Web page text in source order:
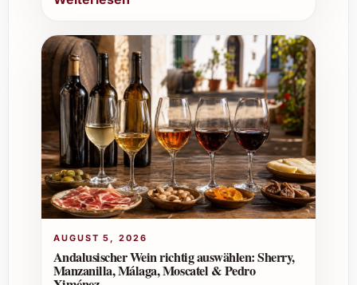
Wie sollte der Wein gelagert werden?
Optimal ist eine kühle, dunkle Umgebung
bei konstanter Temperatur von 12-15 °C
und einer Luftfeuchtigkeit von 60-70%.
Individuelle Tipps und Vorteile für private
und berufliche Anlässe
macht jeden Anlass zu etwas Besonderem.
Ob bei privaten Weihnachtsfeiern oder einem
AUGUST 5, 2026
Andalusischer Wein richtig auswählen: Sherry,
Manzanilla, Málaga, Moscatel & Pedro